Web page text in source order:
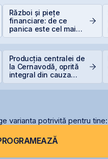
Război și piețe
financiare: de ce
panica este cel mai
scump sfat
Producția centralei de
la Cernavodă, oprită
integral din cauza
varianta potrivită pentru tine: